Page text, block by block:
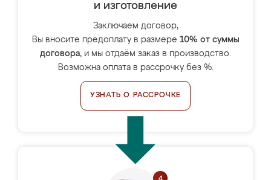
и изготовление
Заключаем договор,
Вы вносите предоплату в размере 10% от суммы
договора, и мы отдаём заказ в производство.
Возможна оплата в рассрочку без %.
УЗНАТЬ О РАССРОЧКЕ